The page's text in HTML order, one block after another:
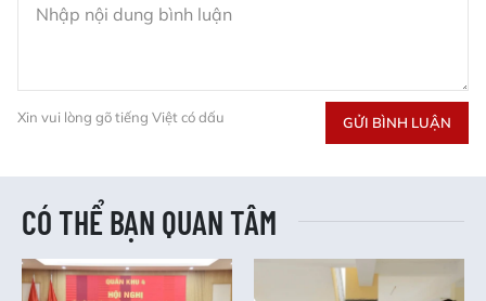
Xin vui lòng gõ tiếng Việt có dấu GỬI BÌNH LUẬN
CÓ THỂ BẠN QUAN TÂM